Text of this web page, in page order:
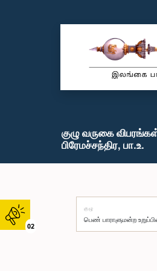
02
குழு வருகை
பிரேமச்சந்திர, பா.உ.
குழு